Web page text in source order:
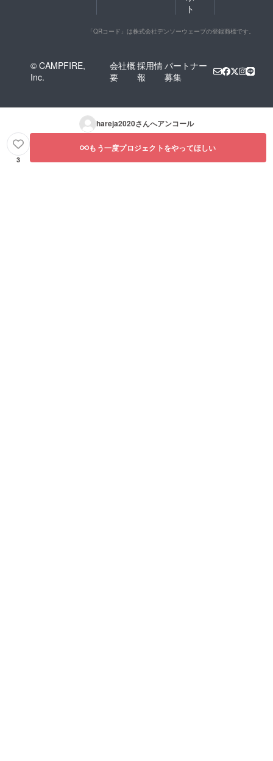
ト
「QRコード」は株式会社デンソーウェーブの登録商標です。
© CAMPFIRE,
Inc.
会社概
要
採用情
報
パートナー
募集
hareja2020さんへアンコール
3
もう一度プロジェクトをやってほしい